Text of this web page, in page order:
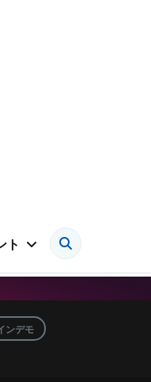
ト
ンデモ